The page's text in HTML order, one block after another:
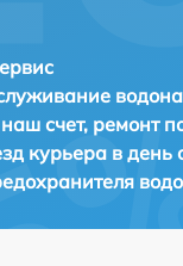
счет, ремонт
курьера в день